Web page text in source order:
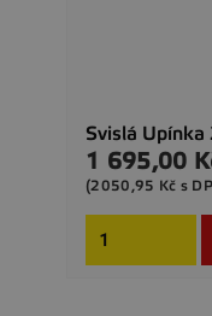
Svislá Upínka
Cena
1 695,00
(2050,95 Kč s